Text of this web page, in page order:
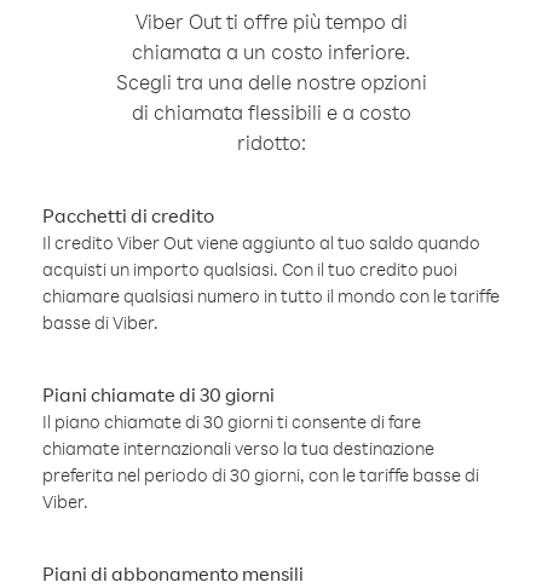
Viber Out ti offre più tempo di
chiamata a un costo inferiore.
Scegli tra una delle nostre opzioni
di chiamata flessibili e a costo
ridotto:
Pacchetti di credito
Il credito Viber Out viene aggiunto al tuo saldo quando
acquisti un importo qualsiasi. Con il tuo credito puoi
chiamare qualsiasi numero in tutto il mondo con le tariffe
basse di Viber.
Piani chiamate di 30 giorni
Il piano chiamate di 30 giorni ti consente di fare
chiamate internazionali verso la tua destinazione
preferita nel periodo di 30 giorni, con le tariffe basse di
Viber.
Piani di abbonamento mensili